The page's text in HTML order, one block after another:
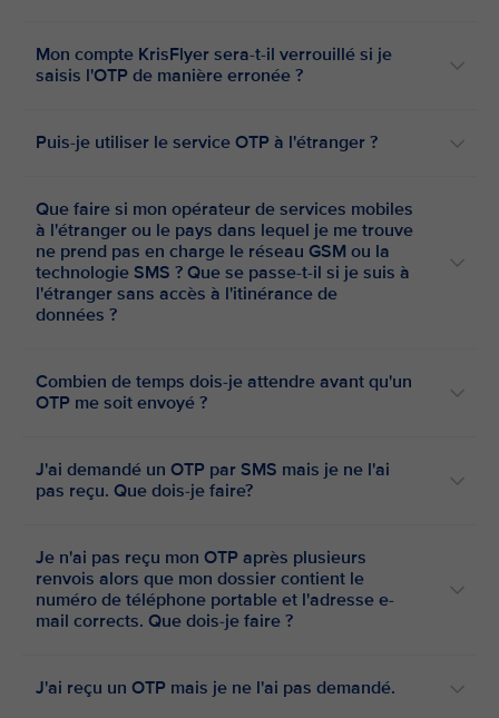
Mon compte KrisFlyer sera-t-il verrouillé si je
saisis l'OTP de manière erronée ?
Puis-je utiliser le service OTP à l'étranger ?
Que faire si mon opérateur de services mobiles
à l'étranger ou le pays dans lequel je me trouve
ne prend pas en charge le réseau GSM ou la
technologie SMS ? Que se passe-t-il si je suis à
l'étranger sans accès à l'itinérance de
données ?
Combien de temps dois-je attendre avant qu'un
OTP me soit envoyé ?
J'ai demandé un OTP par SMS mais je ne l'ai
pas reçu. Que dois-je faire?
Je n'ai pas reçu mon OTP après plusieurs
renvois alors que mon dossier contient le
numéro de téléphone portable et l'adresse e-
mail corrects. Que dois-je faire ?
J'ai reçu un OTP mais je ne l'ai pas demandé.